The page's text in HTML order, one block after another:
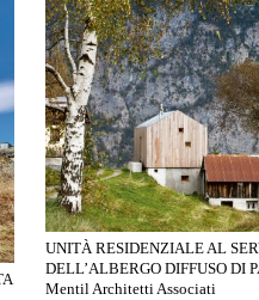
UNITÀ RESIDENZIALE AL
DELL’ALBERGO DIFFUSO DI
Mentil Architetti Associati